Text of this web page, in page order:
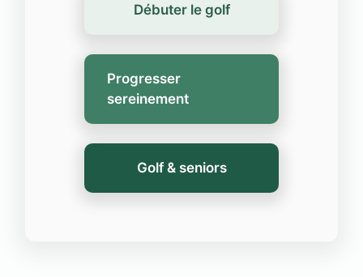
Débuter le golf
Progresser
sereinement
Golf & seniors